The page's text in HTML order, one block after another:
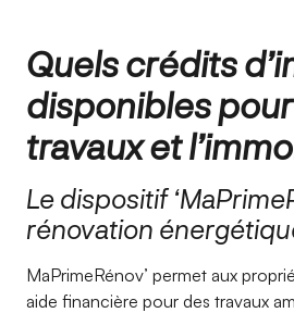
Quels crédits
disponibles
travaux et
Le dispositif
rénovation
MaPrimeRénov’ permet aux
aide financière pour des travaux